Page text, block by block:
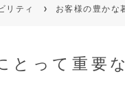
リティ お客様の豊かな
とって重要